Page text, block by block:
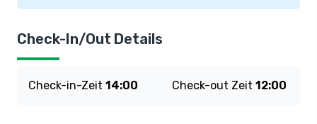
Check-In/Out Details
Check-in-Zeit 14:00 Check-out Zeit 12:00